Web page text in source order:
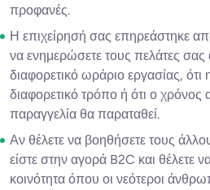
προφανές.
Η επιχείρησή σας επηρεάστηκε
να ενημερώσετε τους πελάτες σας
διαφορετικό ωράριο εργασίας,
διαφορετικό τρόπο ή ότι ο χρόνος
παραγγελία θα παραταθεί.
Αν θέλετε να βοηθήσετε τους
είστε στην αγορά B2C και θέλετε
κοινότητα όπου οι νεότεροι